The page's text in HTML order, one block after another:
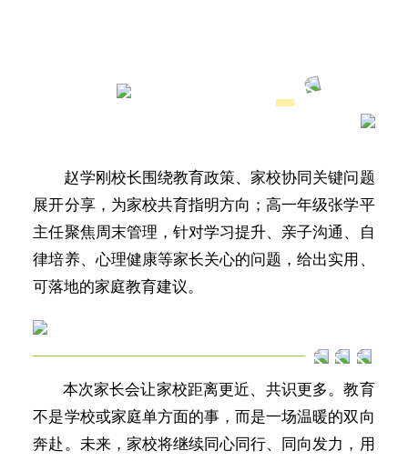
赵学刚校长围绕教育政策、家校协同关键问题
展开分享，为家校共育指明方向；高一年级张学平
主任聚焦周末管理，针对学习提升、亲子沟通、自
律培养、心理健康等家长关心的问题，给出实用、
可落地的家庭教育建议。
本次家长会让家校距离更近、共识更多。教育
不是学校或家庭单方面的事，而是一场温暖的双向
奔赴。未来，家校将继续同心同行、同向发力，用